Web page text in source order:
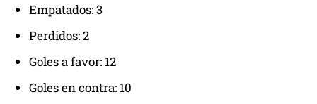
Empatados: 3
Perdidos: 2
Goles a favor: 12
Goles en contra: 10